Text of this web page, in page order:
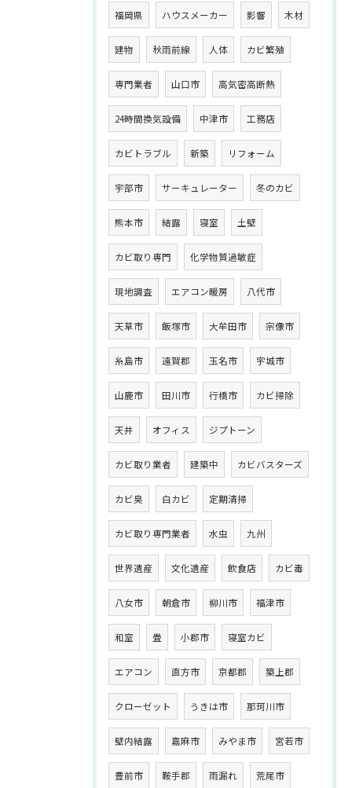
福岡県 ハウスメーカー 影響 木材
建物 秋雨前線 人体 カビ繁殖
専門業者 山口市 高気密高断熱
24時間換気設備 中津市 工務店
カビトラブル 新築 リフォーム
宇部市 サーキュレーター 冬のカビ
熊本市 結露 寝室 土壁
カビ取り専門 化学物質過敏症
現地調査 エアコン暖房 八代市
天草市 飯塚市 大牟田市 宗像市
糸島市 遠賀郡 玉名市 宇城市
山鹿市 田川市 行橋市 カビ掃除
天井 オフィス ジプトーン
カビ取り業者 建築中 カビバスターズ
カビ臭 白カビ 定期清掃
カビ取り専門業者 水虫 九州
世界遺産 文化遺産 飲食店 カビ毒
八女市 朝倉市 柳川市 福津市
和室 畳 小郡市 寝室カビ
エアコン 直方市 京都郡 築上郡
クローゼット うきは市 那珂川市
壁内結露 嘉麻市 みやま市 宮若市
豊前市 鞍手郡 雨漏れ 荒尾市